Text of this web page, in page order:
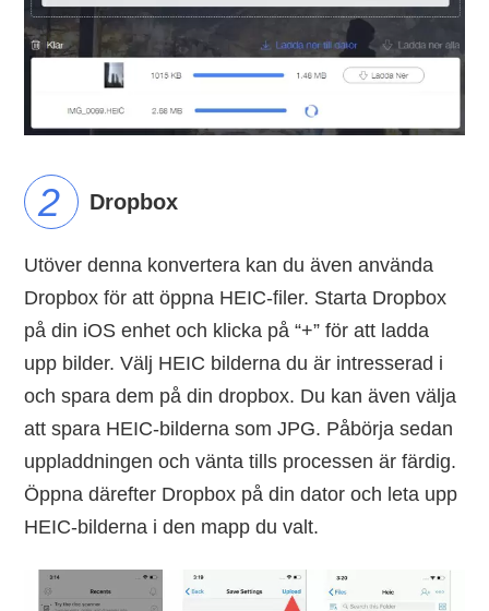
Dropbox
Utöver denna konvertera kan du även använda
Dropbox för att öppna HEIC-filer. Starta Dropbox
på din iOS enhet och klicka på “+” för att ladda
upp bilder. Välj HEIC bilderna du är intresserad i
och spara dem på din dropbox. Du kan även välja
att spara HEIC-bilderna som JPG. Påbörja sedan
uppladdningen och vänta tills processen är färdig.
Öppna därefter Dropbox på din dator och leta upp
HEIC-bilderna i den mapp du valt.